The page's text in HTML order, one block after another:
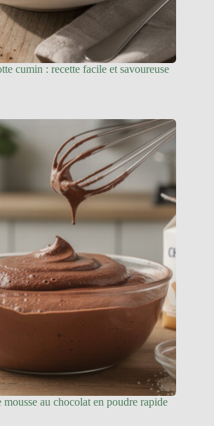
cumin : recette facile et savoureuse
au chocolat en poudre rapide